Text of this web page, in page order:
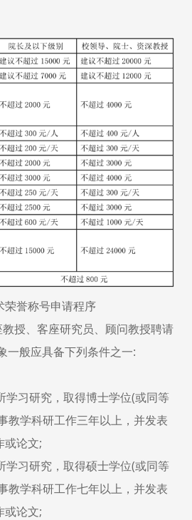
荣誉称号申请程序
授、客座研究员、顾问教授聘请
一般应具备下列条件之一:
学习研究，取得博士学位(或同等
教学科研工作三年以上，并发表
或论文;
学习研究，取得硕士学位(或同等
教学科研工作七年以上，并发表
或论文;